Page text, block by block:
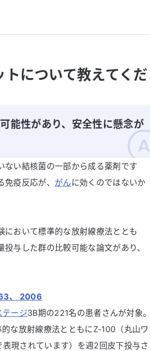
について教えてくだ
能性があり、安全性に懸念が
ない結核菌の一部から成る薬剤です
疫反応が、 がん に効くのではないか
おいて標準的な放射線療法ととも
与した群の比較可能な論文があり、
、 2006
テージ3B期の221名の患者さんが対象。
な放射線療法とともにZ-100（丸山ワ
現されています）を週2回皮下投与さ